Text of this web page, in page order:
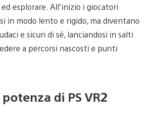
esplorare. All’inizio i giocatori
in modo lento e rigido, ma diventano
e sicuri di sé, lanciandosi in salti
a percorsi nascosti e punti
di PS VR2